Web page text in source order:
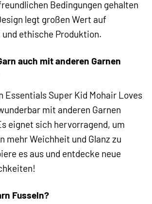
Bedingungen gehalten
legt großen Wert auf
ethische Produktion.
auch mit anderen Garnen
Essentials Super Kid Mohair Loves
mit anderen Garnen
eignet sich hervorragend, um
mehr Weichheit und Glanz zu
es aus und entdecke neue
Fusseln?